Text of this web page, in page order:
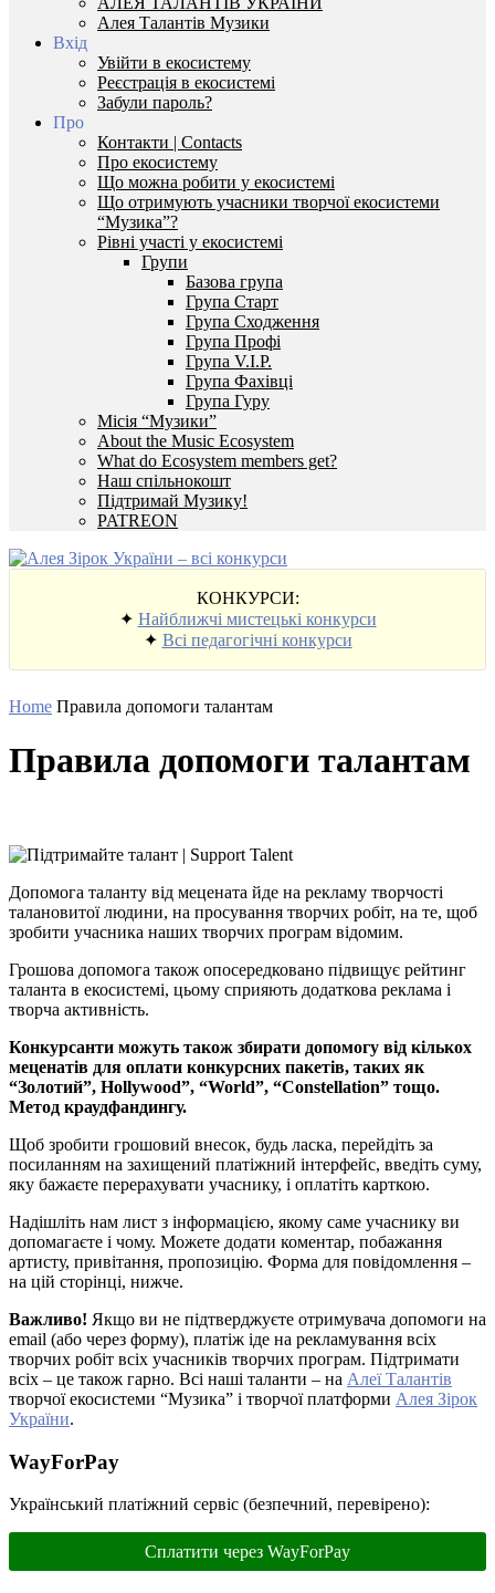
Алея Талантів Музики
Вхід
Увійти в екосистему
Реєстрація в екосистемі
Забули пароль?
Про
Контакти | Contacts
Про екосистему
Що можна робити у екосистемі
Що отримують учасники творчої екосистеми
“Музика”?
Рівні участі у екосистемі
Групи
Базова група
Група Старт
Група Сходження
Група Профі
Група V.I.P.
Група Фахівці
Група Гуру
Місія “Музики”
About the Music Ecosystem
What do Ecosystem members get?
Наш спільнокошт
Підтримай Музику!
PATREON
КОНКУРСИ:
✦ Найближчі мистецькі конкурси
✦ Всі педагогічні конкурси
Home Правила допомоги талантам
Правила допомоги талантам
Допомога таланту від мецената йде на рекламу творчості
талановитої людини, на просування творчих робіт, на те, щоб
зробити учасника наших творчих програм відомим.
Грошова допомога також опосередковано підвищує рейтинг
таланта в екосистемі, цьому сприяють додаткова реклама і
творча активність.
Конкурсанти можуть також збирати допомогу від кількох
меценатів для оплати конкурсних пакетів, таких як
“Золотий”, Hollywood”, “World”, “Constellation” тощо.
Метод краудфандингу.
Щоб зробити грошовий внесок, будь ласка, перейдіть за
посиланням на захищений платіжний інтерфейс, введіть суму,
яку бажаєте перерахувати учаснику, і оплатіть карткою.
Надішліть нам лист з інформацією, якому саме учаснику ви
допомагаєте і чому. Можете додати коментар, побажання
артисту, привітання, пропозицію. Форма для повідомлення –
на цій сторінці, нижче.
Важливо! Якщо ви не підтверджуєте отримувача допомоги на
email (або через форму), платіж іде на рекламування всіх
творчих робіт всіх учасників творчих програм. Підтримати
всіх – це також гарно. Всі наші таланти – на Алеї Талантів
творчої екосистеми “Музика” і творчої платформи Алея Зірок
України.
WayForPay
Український платіжний сервіс (безпечний, перевірено):
Сплатити через WayForPay